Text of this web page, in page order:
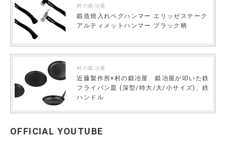
村の鍛冶屋
鍛造焼入れペグハンマー エリッゼステーク
アルティメットハンマー ブラック柄
村の鍛冶屋
近藤製作所×村の鍛冶屋 鍛冶屋が叩いた鉄
フライパン皿 (深型/特大/大/小サイズ)、鉄
ハンドル
OFFICIAL YOUTUBE